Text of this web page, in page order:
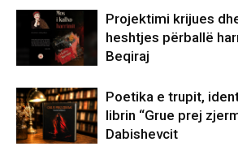
Projektimi krijues
heshtjes përballë
Beqiraj
Poetika e trupit,
librin “Grue prej
Dabishevcit